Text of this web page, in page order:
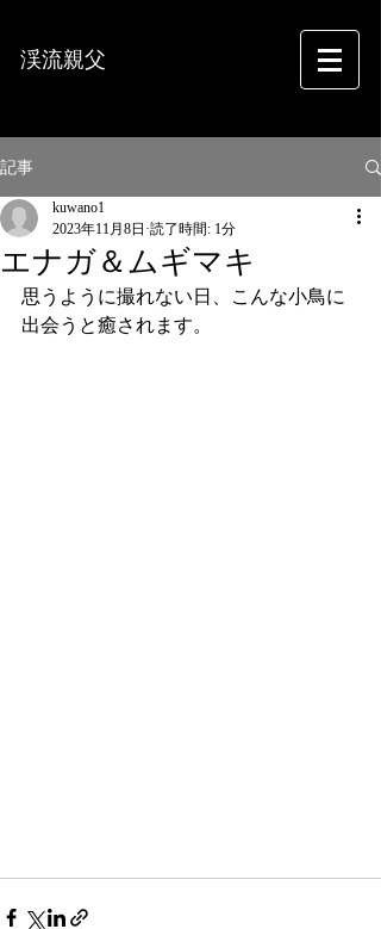
渓流親父
記事
エナガ＆ムギマキ
kuwano1
2023年11月8日 読了時間: 1分
思うように撮れない日、こんな小鳥に
出会うと癒されます。